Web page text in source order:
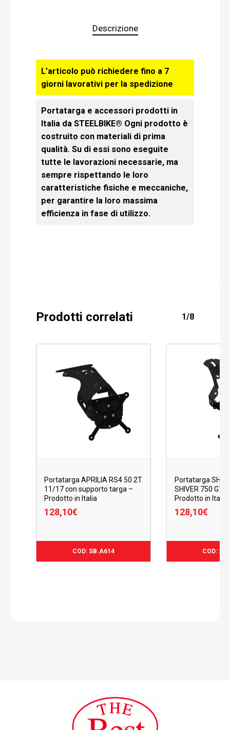
Descrizione
L’articolo può richiedere fino a 7
giorni lavorativi per la spedizione
Portatarga e accessori prodotti in
Italia da STEELBIKE® Ogni prodotto è
costruito con materiali di prima
qualità. Su di essi sono eseguite
tutte le lavorazioni necessarie, ma
sempre rispettando le loro
caratteristiche fisiche e meccaniche,
per garantire la loro massima
efficienza in fase di utilizzo.
Prodotti correlati 1/8
Portatarga APRILIA RS4 50 2T
11/17 con supporto targa –
Prodotto in Italia
128,10€
COD: SB.A614
Portatarga
SHIVER 750 GT
Prodotto in Italia
128,10€
COD: